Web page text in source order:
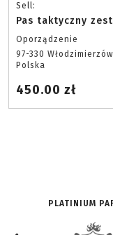
Sell:
Pas taktyczny
Oporządzenie
97-330
Polska
450.00 zł
PLATINIUM